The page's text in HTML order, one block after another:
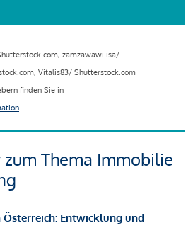
zamzawawi isa/
Vitalis83/ Shutterstock.com
finden Sie in
.
zum Thema Immobilie
Entwicklung und